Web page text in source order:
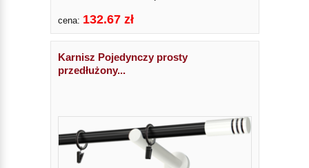
cena: 132.67 zł
Karnisz Pojedynczy prosty
przedłużony...